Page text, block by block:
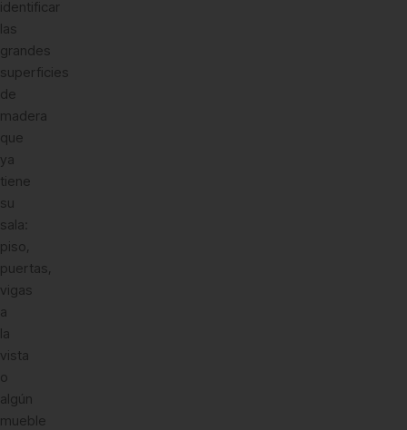
identificar
las
grandes
superficies
de
madera
que
ya
tiene
su
sala:
piso,
puertas,
vigas
a
la
vista
o
algún
mueble